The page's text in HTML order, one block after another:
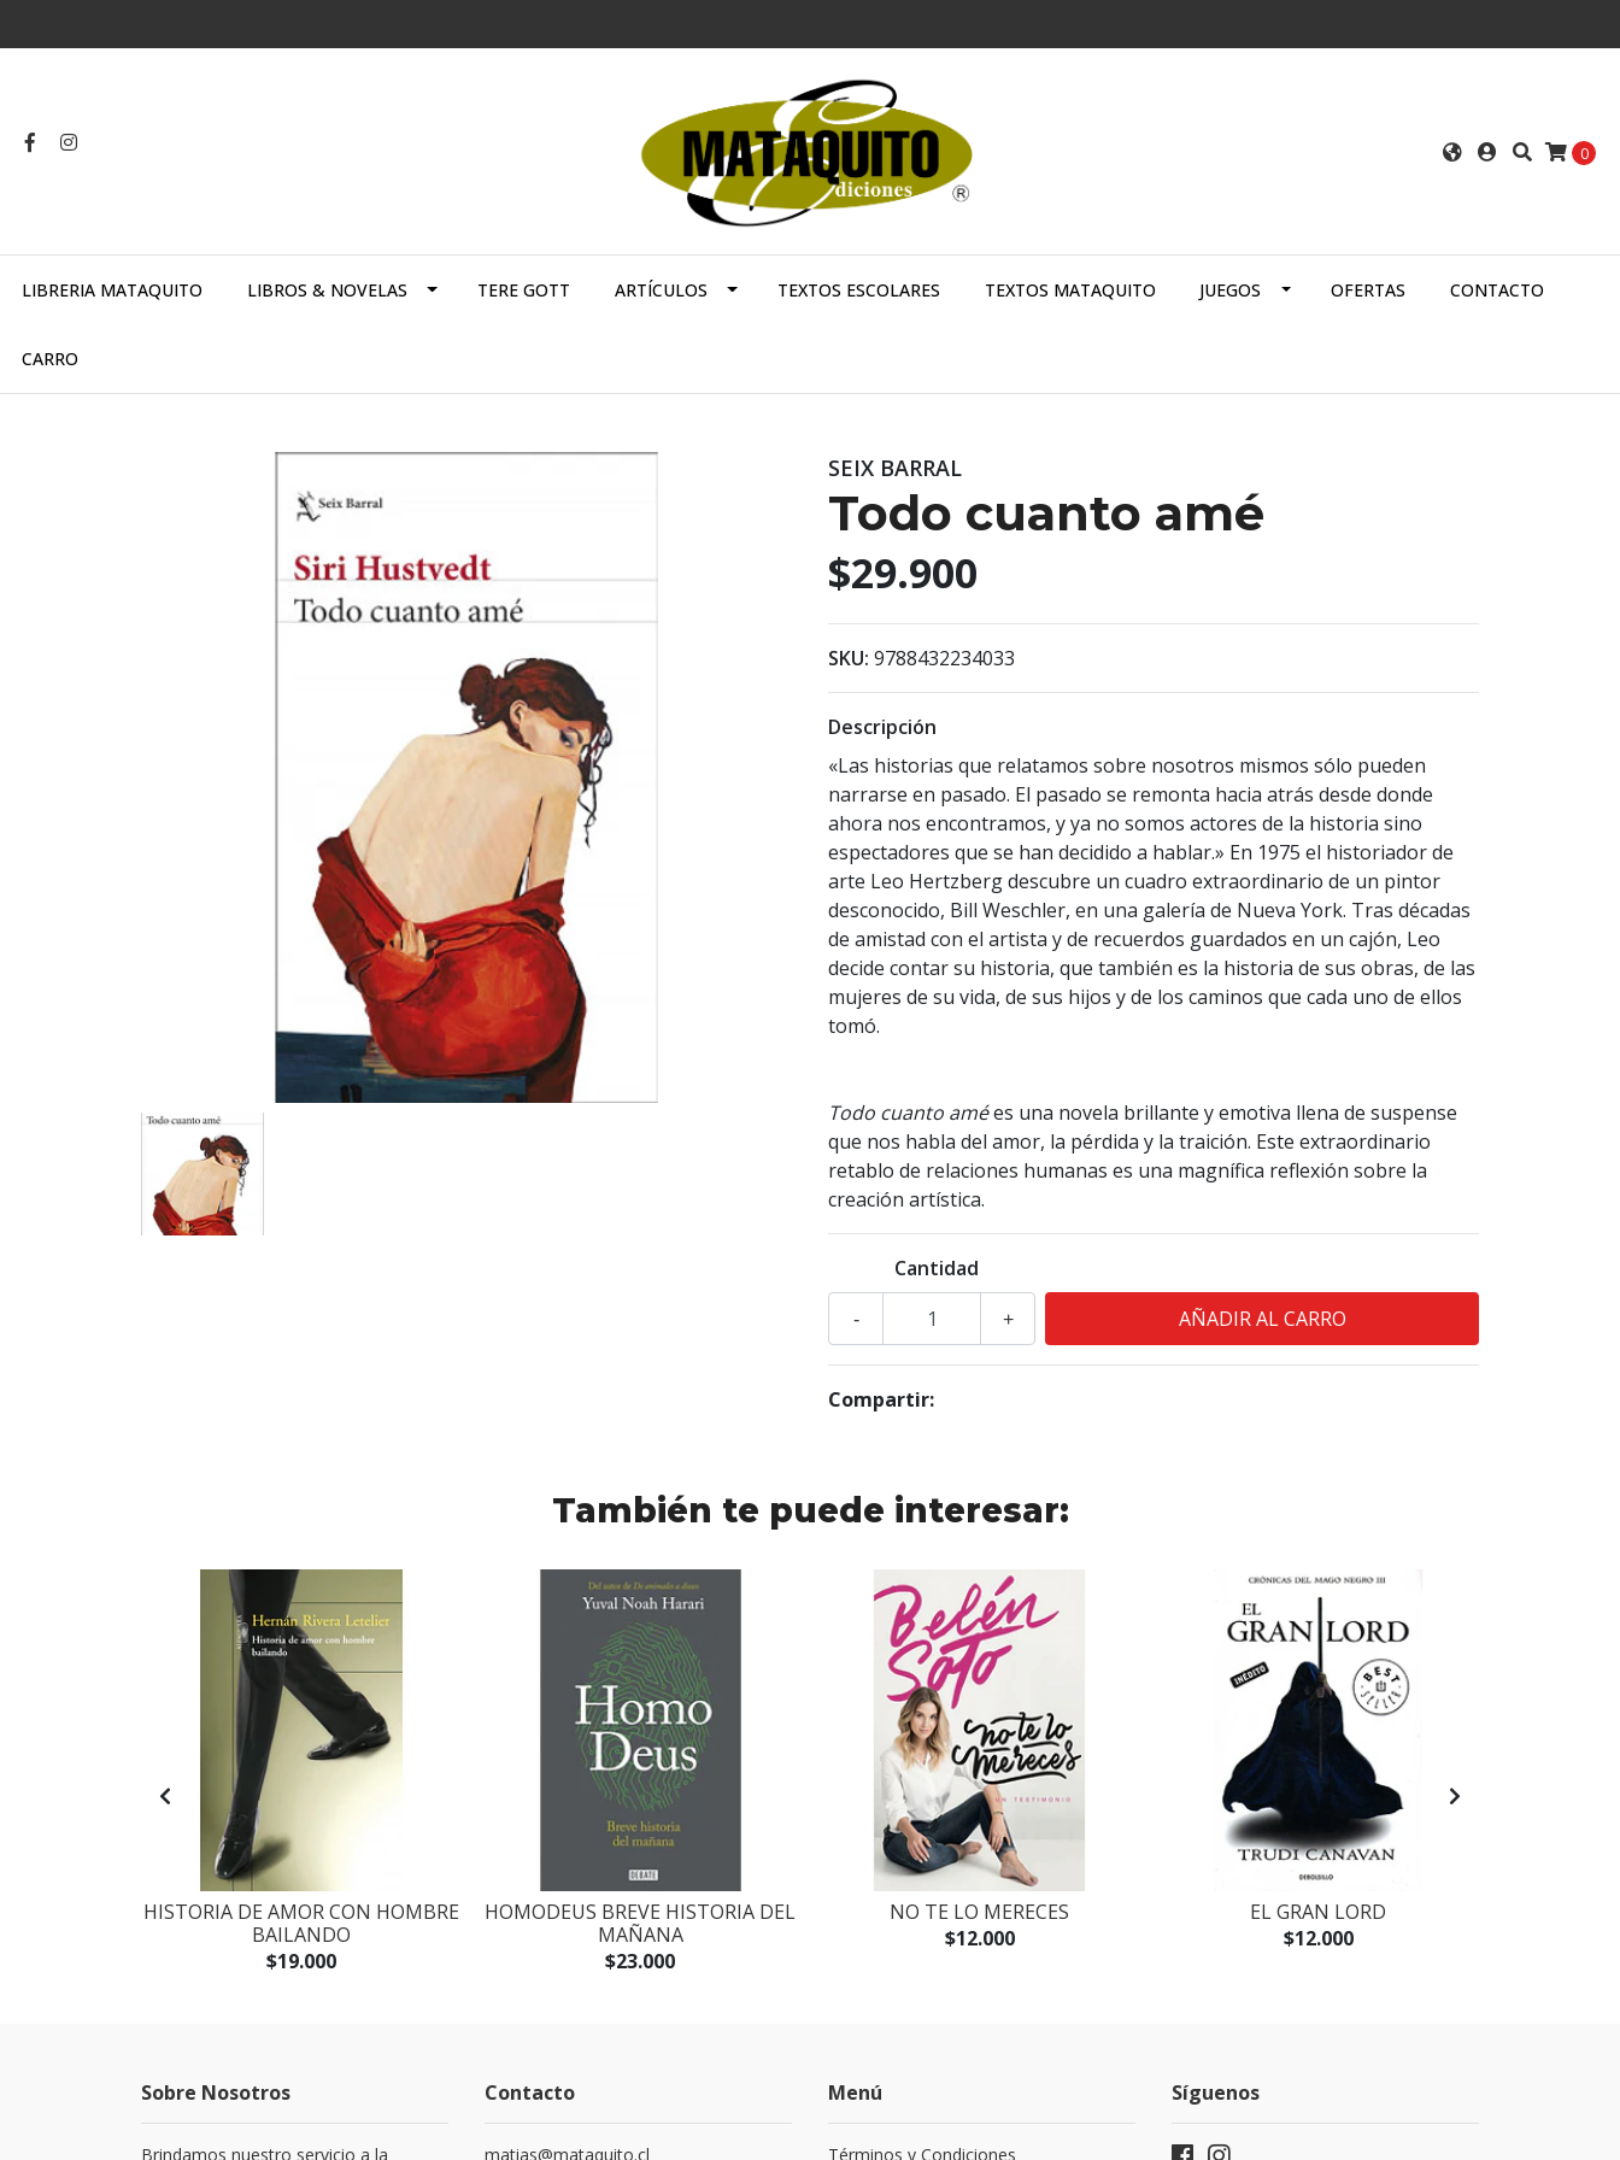
0
LIBRERIA MATAQUITO LIBROS & NOVELAS TERE GOTT ARTÍCULOS TEXTOS ESCOLARES TEXTOS MATAQUITO JUEGOS OFERTAS CONTACTO
CARRO
SEIX BARRAL
Todo cuanto amé
$29.900
SKU: 9788432234033
Descripción
«Las historias que relatamos sobre nosotros mismos sólo pueden
narrarse en pasado. El pasado se remonta hacia atrás desde donde
ahora nos encontramos, y ya no somos actores de la historia sino
espectadores que se han decidido a hablar.» En 1975 el historiador de
arte Leo Hertzberg descubre un cuadro extraordinario de un pintor
desconocido, Bill Weschler, en una galería de Nueva York. Tras décadas
de amistad con el artista y de recuerdos guardados en un cajón, Leo
decide contar su historia, que también es la historia de sus obras, de las
mujeres de su vida, de sus hijos y de los caminos que cada uno de ellos
tomó.
Todo cuanto amées una novela brillante y emotiva llena de suspense
que nos habla del amor, la pérdida y la traición. Este extraordinario
retablo de relaciones humanas es una magnífica reflexión sobre la
creación artística.
Cantidad
+
-
Compartir:
También te puede interesar:
HISTORIA DE AMOR CON HOMBRE
BAILANDO
$19.000
HOMODEUS BREVE HISTORIA DEL
MAÑANA
$23.000
NO TE LO MERECES
$12.000
EL GRAN LORD
$12.000
Sobre Nosotros
Brindamos nuestro servicio a la
Contacto
matias@mataquito.cl
Menú
Términos y Condiciones
Síguenos